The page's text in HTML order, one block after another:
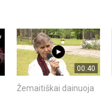
00:40
Žemaitiškai dainuoja